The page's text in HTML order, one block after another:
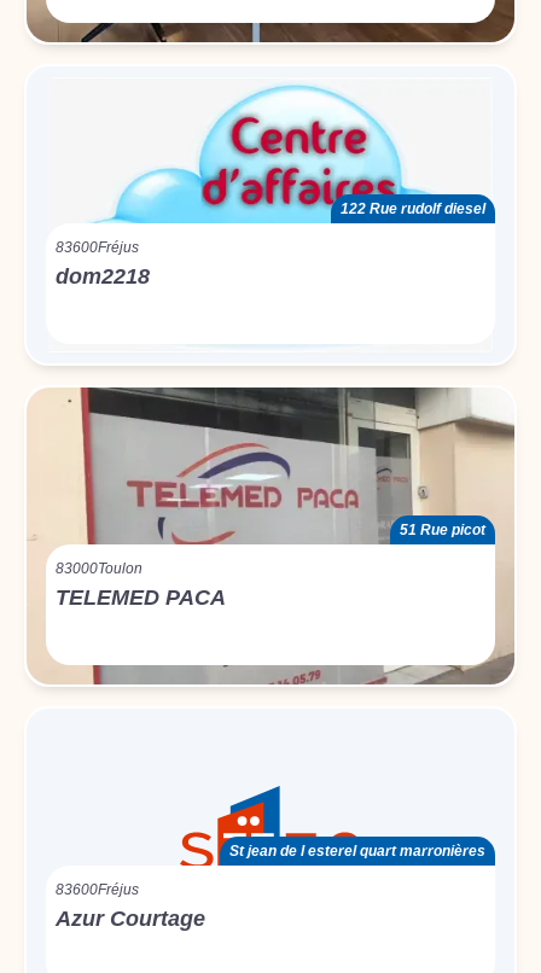
122 Rue rudolf diesel
83600Fréjus
dom2218
51 Rue picot
83000Toulon
TELEMED PACA
St jean de l esterel quart marronières
83600Fréjus
Azur Courtage